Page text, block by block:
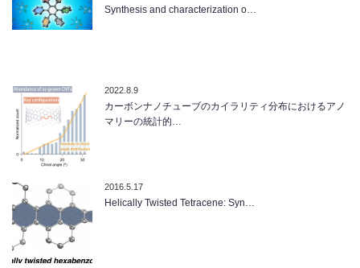
Synthesis and characterization o…
2022.8.9
カーボンナノチューブのカイラリティ分布におけるアノ
マリーの統計的…
2016.5.17
Helically Twisted Tetracene: Syn…